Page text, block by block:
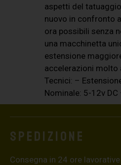
aspetti del
nuovo in confronto
ora possibili senza
una macchinetta
estensione
accelerazioni molto
Tecnici: –
Nominale: 5-12v
Spedizione
Consegna in 24 ore